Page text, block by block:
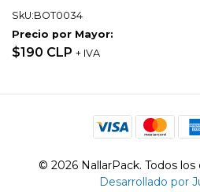
SkU:BOT0034
Precio por Mayor:
$190 CLP + IVA
© 2026 NallarPack. Todos
Desarrollado por